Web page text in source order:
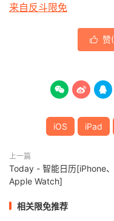
来自反斗限免
 赞(
  
iOS iPad
上一篇
Today - 智能日历[iPhone、
Apple Watch]
相关限免推荐